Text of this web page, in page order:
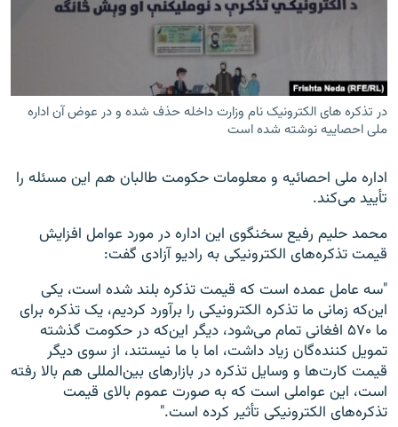
در تذکره های الکترونیک نام وزارت داخله حذف شده و در عوض آن اداره
ملی احصاییه نوشته شده است
اداره ملی احصائیه و معلومات حکومت طالبان هم این مسئله را
تأیید می‌کند.
محمد حلیم رفیع سخنگوی این اداره در مورد عوامل افزایش
قیمت تذکره‌های الکترونیکی به رادیو آزادی گفت:
"سه عامل عمده است که قیمت تذکره بلند شده است، یکی
این‌که زمانی ما تذکره الکترونیکی را برآورد کردیم، یک تذکره برای
ما ۵۷۰ افغانی تمام می‌شود، دیگر این‌که در حکومت گذشته
تمویل کننده‌گان زیاد داشت، اما با ما نیستند، از سوی دیگر
قیمت کارت‌ها و وسایل تذکره در بازارهای بین‌المللی هم بالا رفته
است، این عواملی است که به صورت عموم بالای قیمت
تذکره‌های الکترونیکی تأثیر کرده است."